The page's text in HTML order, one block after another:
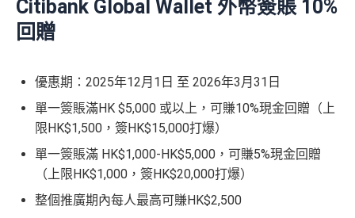
Citibank Global Wallet 外幣簽賬 10%
回贈
優惠期：2025年12月1日 至 2026年3月31日
單一簽賬滿HK $5,000 或以上，可賺10%現金回贈（上
限HK$1,500，簽HK$15,000打爆）
單一簽賬滿 HK$1,000-HK$5,000，可賺5%現金回贈
（上限HK$1,000，簽HK$20,000打爆）
整個推廣期內每人最高可賺HK$2,500